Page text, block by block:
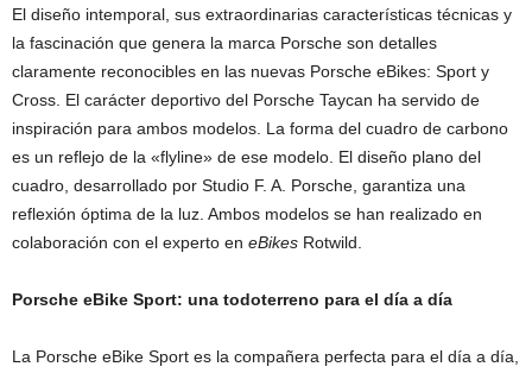
El diseño intemporal, sus extraordinarias características técnicas y
la fascinación que genera la marca Porsche son detalles
claramente reconocibles en las nuevas Porsche eBikes: Sport y
Cross. El carácter deportivo del Porsche Taycan ha servido de
inspiración para ambos modelos. La forma del cuadro de carbono
es un reflejo de la «flyline» de ese modelo. El diseño plano del
cuadro, desarrollado por Studio F. A. Porsche, garantiza una
reflexión óptima de la luz. Ambos modelos se han realizado en
colaboración con el experto en eBikes Rotwild.
Porsche eBike Sport: una todoterreno para el día a día
La Porsche eBike Sport es la compañera perfecta para el día a día,